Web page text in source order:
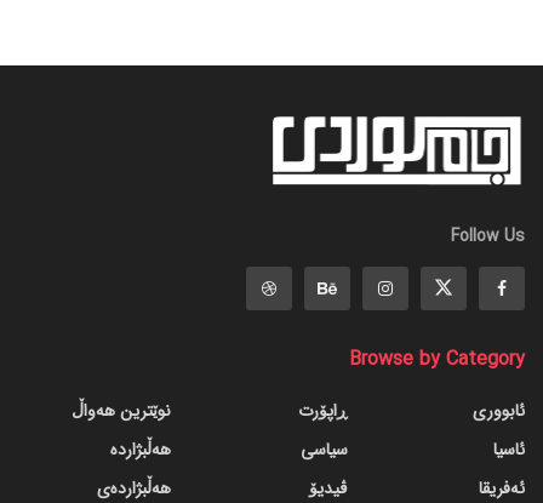
Follow Us
Browse by Category
ئابووری
ئاسیا
ئەفریقا
ڕاپۆرت
سیاسی
ڤیدیۆ
نوێترین هەواڵ
هەڵبژاردە
هەڵبژاردەی